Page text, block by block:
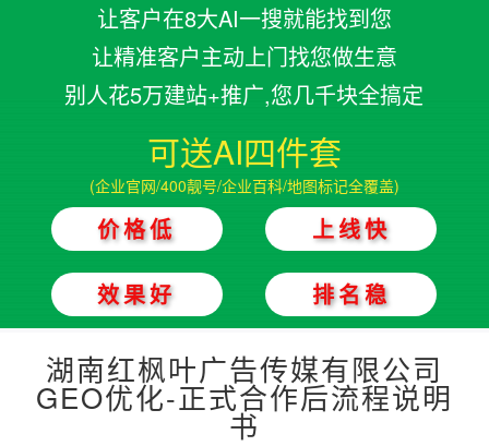
让客户在8大AI一搜就能找到您
让精准客户主动上门找您做生意
别人花5万建站+推广,您几千块全搞定
可送AI四件套
(企业官网/400靓号/企业百科/地图标记全覆盖)
价格低 上线快
效果好 排名稳
湖南红枫叶广告传媒有限公司
GEO优化-正式合作后流程说明
书